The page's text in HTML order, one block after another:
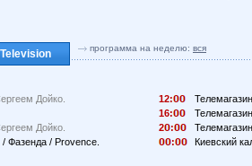
программа на неделю: вся
Дойко.
Дойко.
Фазенда / Provence.
12:
16:
2
:
:
Киевский